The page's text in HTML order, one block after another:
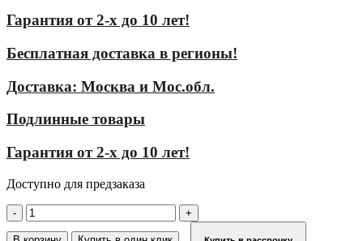
Гарантия от 2-х до 10 лет!
Бесплатная доставка в регионы!
Доставка: Москва и Мос.обл.
Подлинные товары
Гарантия от 2-х до 10 лет!
Доступно для предзаказа
Количество
товара